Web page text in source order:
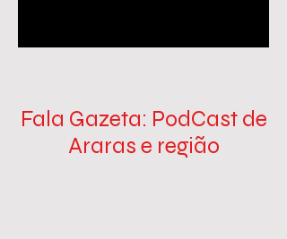
Fala Gazeta: PodCast de
Araras e região